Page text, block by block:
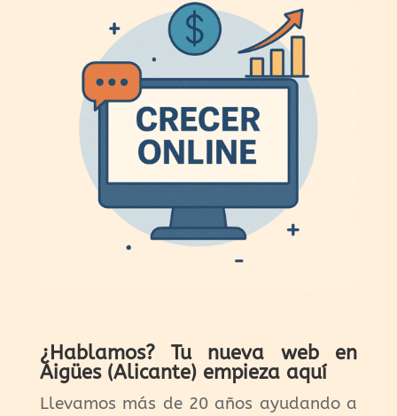
¿Hablamos? Tu nueva web en
Aigües (Alicante) empieza aquí
Llevamos más de 20 años ayudando a